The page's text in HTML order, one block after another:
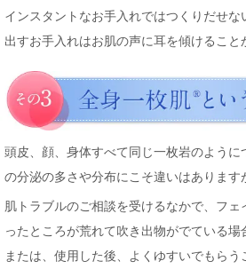
インスタントなお手入れではつくりだせな
出すお手入れはお肌の声に耳を傾けること
頭皮、顔、身体すべて同じ一枚岩のよう
の分泌の多さや分布にこそ違いはあります
肌トラブルのご相談を受けるなかで、フ
ったところが荒れて吹き出物がでている場
または、使用した後、よくゆすいでもら